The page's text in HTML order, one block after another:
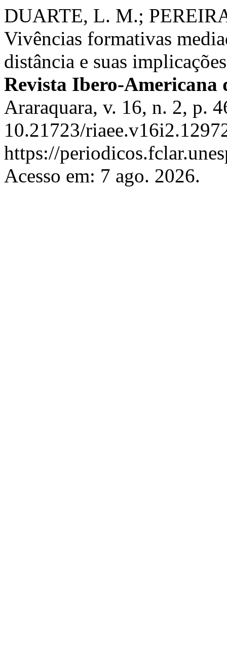
DUARTE, L. M.;
Vivências formativas
distância e suas
Revista Ibero-Americana
Araraquara, v. 16, n. 2, p.
10.21723/
https://
Acesso em: 7 ago. 2026.